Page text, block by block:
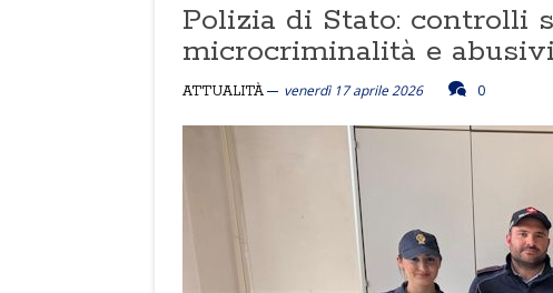
Polizia di Stato: controlli
microcriminalità e
ATTUALITÀ venerdì 17 aprile 2026 0